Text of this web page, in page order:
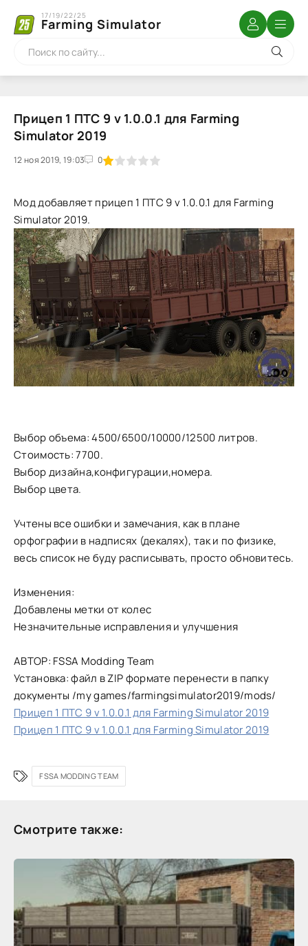
Farming Simulator
17/19/22/25
Прицеп 1 ПТС 9 v 1.0.0.1 для Farming
Simulator 2019
12 ноя 2019, 19:03 0
1 2 3 4 5
Мод добавляет прицеп 1 ПТС 9 v 1.0.0.1 для Farming
Simulator 2019.
Выбор объема: 4500/6500/10000/12500 литров.
Стоимость: 7700.
Выбор дизайна,конфигурации,номера.
Выбор цвета.
Учтены все ошибки и замечания, как в плане
орфографии в надписях (декалях), так и по физике,
весь список не буду расписывать, просто обновитесь.
Изменения:
Добавлены метки от колес
Незначительные исправления и улучшения
АВТОР: FSSA Modding Team
Установка: файл в ZIP формате перенести в папку
документы /my games/farmingsimulator2019/mods/
Прицеп 1 ПТС 9 v 1.0.0.1 для Farming Simulator 2019
Прицеп 1 ПТС 9 v 1.0.0.1 для Farming Simulator 2019
FSSA MODDING TEAM
Смотрите также: